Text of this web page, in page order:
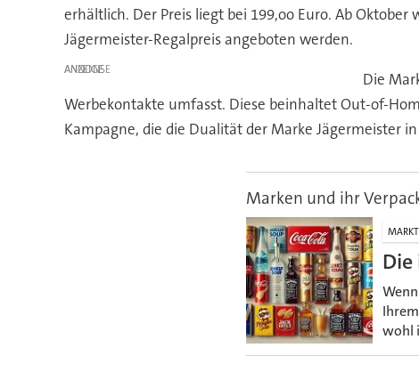
erhältlich. Der Preis liegt bei 199,oo Euro. Ab
Jägermeister-Regalpreis angeboten werden.
ANZEIGE
Die
Werbekontakte umfasst. Diese beinhaltet Out-of-
Kampagne, die die Dualität der Marke Jägermeister
Marken und ihr
MARKT
wohl